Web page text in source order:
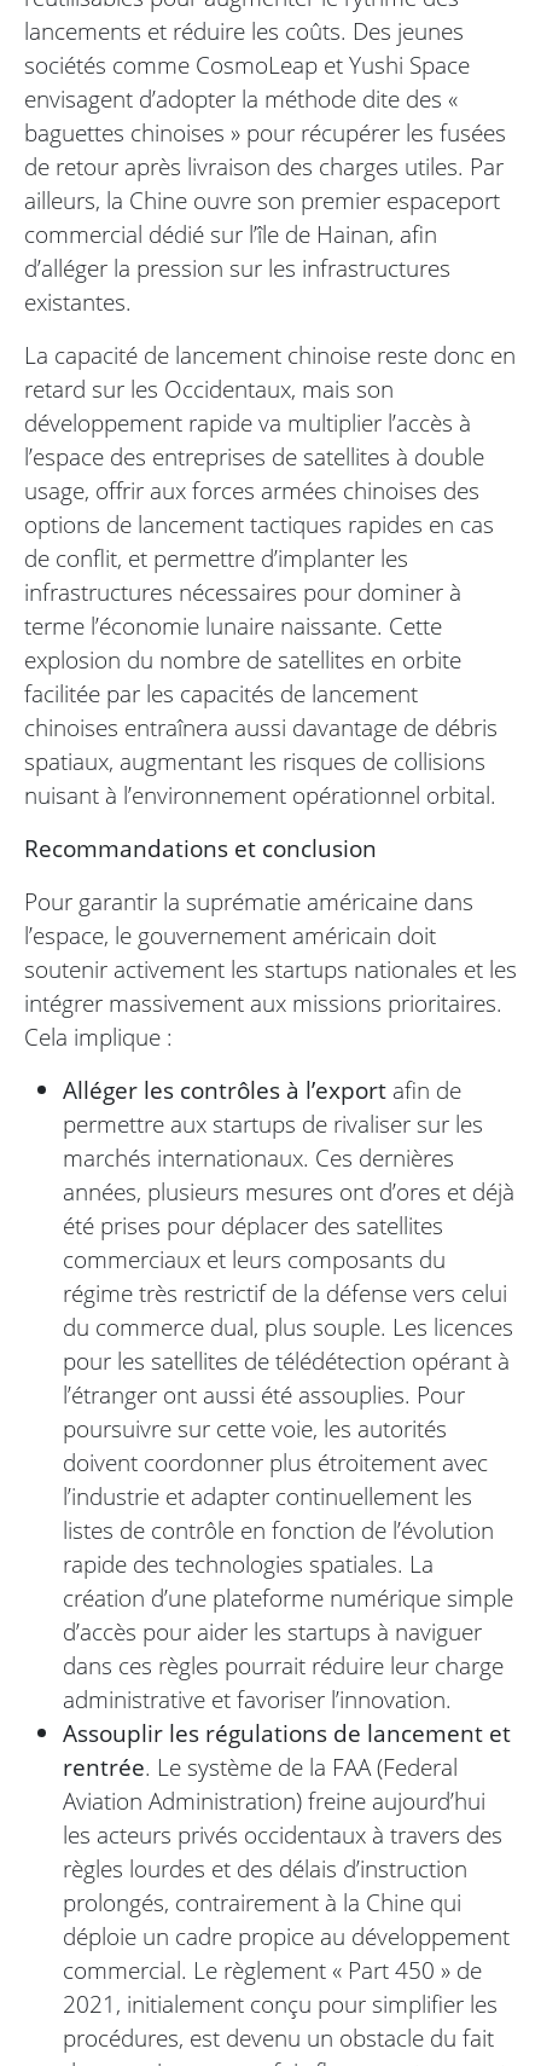
lancements et réduire les coûts. Des jeunes
sociétés comme CosmoLeap et Yushi Space
envisagent d’adopter la méthode dite des «
baguettes chinoises » pour récupérer les fusées
de retour après livraison des charges utiles. Par
ailleurs, la Chine ouvre son premier espaceport
commercial dédié sur l’île de Hainan, afin
d’alléger la pression sur les infrastructures
existantes.
La capacité de lancement chinoise reste donc en
retard sur les Occidentaux, mais son
développement rapide va multiplier l’accès à
l’espace des entreprises de satellites à double
usage, offrir aux forces armées chinoises des
options de lancement tactiques rapides en cas
de conflit, et permettre d’implanter les
infrastructures nécessaires pour dominer à
terme l’économie lunaire naissante. Cette
explosion du nombre de satellites en orbite
facilitée par les capacités de lancement
chinoises entraînera aussi davantage de débris
spatiaux, augmentant les risques de collisions
nuisant à l’environnement opérationnel orbital.
Recommandations et conclusion
Pour garantir la suprématie américaine dans
l’espace, le gouvernement américain doit
soutenir activement les startups nationales et les
intégrer massivement aux missions prioritaires.
Cela implique :
Alléger les contrôles à l’export afin de
permettre aux startups de rivaliser sur les
marchés internationaux. Ces dernières
années, plusieurs mesures ont d’ores et déjà
été prises pour déplacer des satellites
commerciaux et leurs composants du
régime très restrictif de la défense vers celui
du commerce dual, plus souple. Les licences
pour les satellites de télédétection opérant à
l’étranger ont aussi été assouplies. Pour
poursuivre sur cette voie, les autorités
doivent coordonner plus étroitement avec
l’industrie et adapter continuellement les
listes de contrôle en fonction de l’évolution
rapide des technologies spatiales. La
création d’une plateforme numérique simple
d’accès pour aider les startups à naviguer
dans ces règles pourrait réduire leur charge
administrative et favoriser l’innovation.
Assouplir les régulations de lancement et
rentrée. Le système de la FAA (Federal
Aviation Administration) freine aujourd’hui
les acteurs privés occidentaux à travers des
règles lourdes et des délais d’instruction
prolongés, contrairement à la Chine qui
déploie un cadre propice au développement
commercial. Le règlement « Part 450 » de
2021, initialement conçu pour simplifier les
procédures, est devenu un obstacle du fait